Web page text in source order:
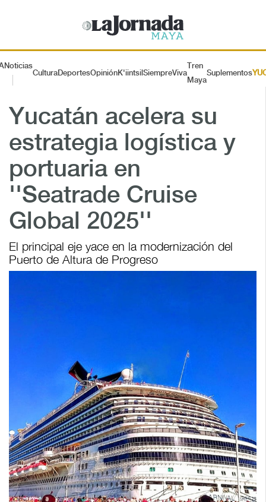
Noticias
CulturaDeportesOpiniónK'iintsil SiempreViva
Tren
Maya
Suplementos
Yucatán acelera su
estrategia logística y
portuaria en
''Seatrade Cruise
Global 2025''
El principal eje yace en la modernización del
Puerto de Altura de Progreso